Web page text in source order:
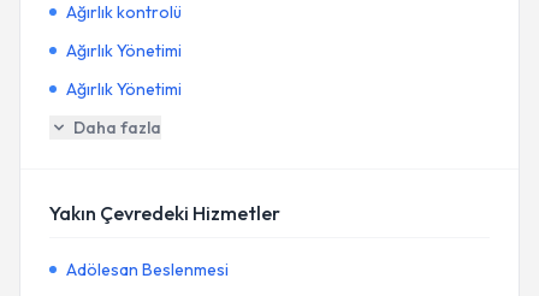
Ağırlık kontrolü
Ağırlık Yönetimi
Ağırlık Yönetimi
Daha fazla
Yakın Çevredeki Hizmetler
Adölesan Beslenmesi